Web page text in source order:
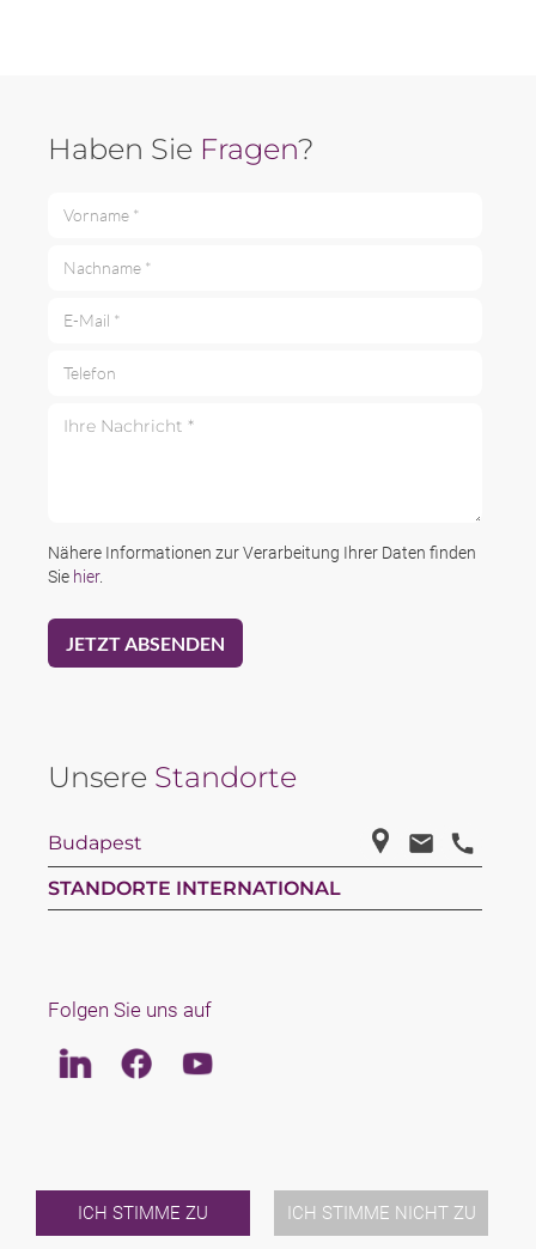
ICH STIMME ZU ICH STIMME NICHT ZU
Haben Sie Fragen?
Nähere Informationen zur Verarbeitung Ihrer Daten finden
Sie hier.
Unsere Standorte
Budapest
STANDORTE INTERNATIONAL
Folgen Sie uns auf
LinkedinFacebookYoutube
INTERNATIONAL
NEWS & JUSFUL